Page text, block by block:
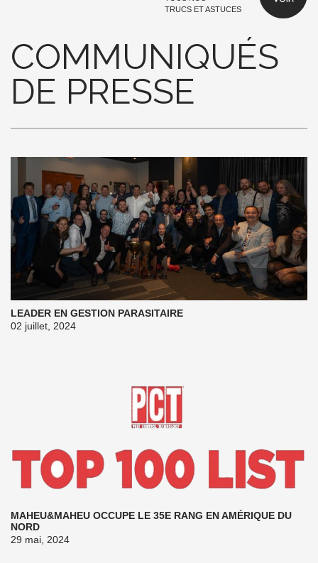
TRUCS ET ASTUCES
COMMUNIQUÉS
DE PRESSE
LEADER EN GESTION PARASITAIRE
02 juillet, 2024
MAHEU&MAHEU OCCUPE LE 35E RANG EN AMÉRIQUE DU
NORD
29 mai, 2024